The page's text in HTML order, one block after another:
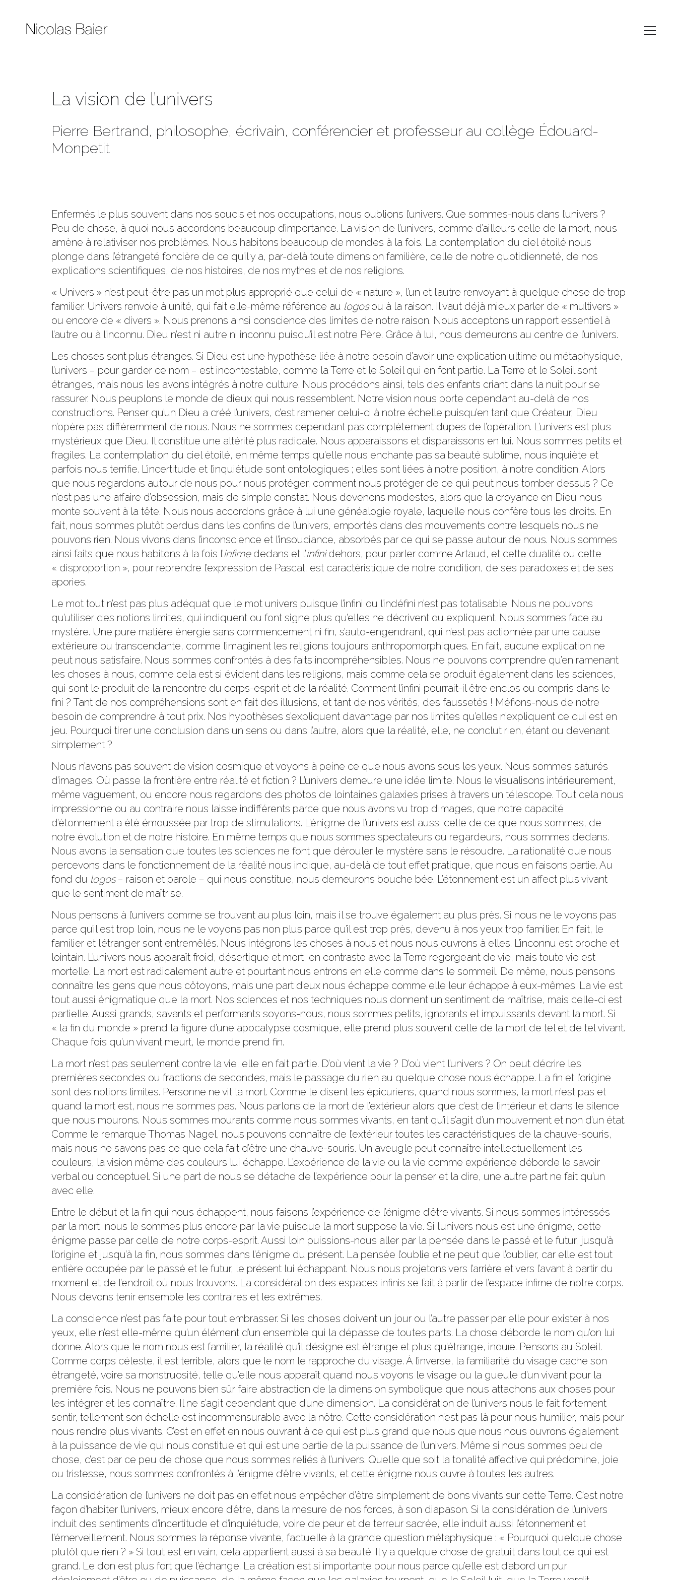
La vision de l’univers
Pierre Bertrand, philosophe, écrivain, conférencier et professeur au collège Édouard-
Monpetit
Enfermés le plus souvent dans nos soucis et nos occupations, nous oublions l’univers. Que sommes-nous dans l’univers ?
Peu de chose, à quoi nous accordons beaucoup d’importance. La vision de l’univers, comme d’ailleurs celle de la mort, nous
amène à relativiser nos problèmes. Nous habitons beaucoup de mondes à la fois. La contemplation du ciel étoilé nous
plonge dans l’étrangeté foncière de ce qu’il y a, par-delà toute dimension familière, celle de notre quotidienneté, de nos
explications scientifiques, de nos histoires, de nos mythes et de nos religions.
« Univers » n’est peut-être pas un mot plus approprié que celui de « nature », l’un et l’autre renvoyant à quelque chose de trop
familier. Univers renvoie à unité, qui fait elle-même référence au logosou à la raison. Il vaut déjà mieux parler de « multivers »
ou encore de « divers ». Nous prenons ainsi conscience des limites de notre raison. Nous acceptons un rapport essentiel à
l’autre ou à l’inconnu. Dieu n’est ni autre ni inconnu puisqu’il est notre Père. Grâce à lui, nous demeurons au centre de l’univers.
Les choses sont plus étranges. Si Dieu est une hypothèse liée à notre besoin d’avoir une explication ultime ou métaphysique,
l’univers − pour garder ce nom − est incontestable, comme la Terre et le Soleil qui en font partie. La Terre et le Soleil sont
étranges, mais nous les avons intégrés à notre culture. Nous procédons ainsi, tels des enfants criant dans la nuit pour se
rassurer. Nous peuplons le monde de dieux qui nous ressemblent. Notre vision nous porte cependant au-delà de nos
constructions. Penser qu’un Dieu a créé l’univers, c’est ramener celui-ci à notre échelle puisqu’en tant que Créateur, Dieu
n’opère pas différemment de nous. Nous ne sommes cependant pas complètement dupes de l’opération. L’univers est plus
mystérieux que Dieu. Il constitue une altérité plus radicale. Nous apparaissons et disparaissons en lui. Nous sommes petits et
fragiles. La contemplation du ciel étoilé, en même temps qu’elle nous enchante pas sa beauté sublime, nous inquiète et
parfois nous terrifie. L’incertitude et l’inquiétude sont ontologiques ; elles sont liées à notre position, à notre condition. Alors
que nous regardons autour de nous pour nous protéger, comment nous protéger de ce qui peut nous tomber dessus ? Ce
n’est pas une affaire d’obsession, mais de simple constat. Nous devenons modestes, alors que la croyance en Dieu nous
monte souvent à la tête. Nous nous accordons grâce à lui une généalogie royale, laquelle nous confère tous les droits. En
fait, nous sommes plutôt perdus dans les confins de l’univers, emportés dans des mouvements contre lesquels nous ne
pouvons rien. Nous vivons dans l’inconscience et l’insouciance, absorbés par ce qui se passe autour de nous. Nous sommes
ainsi faits que nous habitons à la fois l’infimededans et l’infinidehors, pour parler comme Artaud, et cette dualité ou cette
« disproportion », pour reprendre l’expression de Pascal, est caractéristique de notre condition, de ses paradoxes et de ses
apories.
Le mot tout n’est pas plus adéquat que le mot univers puisque l’infini ou l’indéfini n’est pas totalisable. Nous ne pouvons
qu’utiliser des notions limites, qui indiquent ou font signe plus qu’elles ne décrivent ou expliquent. Nous sommes face au
mystère. Une pure matière énergie sans commencement ni fin, s’auto-engendrant, qui n’est pas actionnée par une cause
extérieure ou transcendante, comme l’imaginent les religions toujours anthropomorphiques. En fait, aucune explication ne
peut nous satisfaire. Nous sommes confrontés à des faits incompréhensibles. Nous ne pouvons comprendre qu’en ramenant
les choses à nous, comme cela est si évident dans les religions, mais comme cela se produit également dans les sciences,
qui sont le produit de la rencontre du corps-esprit et de la réalité. Comment l’infini pourrait-il être enclos ou compris dans le
fini ? Tant de nos compréhensions sont en fait des illusions, et tant de nos vérités, des faussetés ! Méfions-nous de notre
besoin de comprendre à tout prix. Nos hypothèses s’expliquent davantage par nos limites qu’elles n’expliquent ce qui est en
jeu. Pourquoi tirer une conclusion dans un sens ou dans l’autre, alors que la réalité, elle, ne conclut rien, étant ou devenant
simplement ?
Nous n’avons pas souvent de vision cosmique et voyons à peine ce que nous avons sous les yeux. Nous sommes saturés
d’images. Où passe la frontière entre réalité et fiction ? L’univers demeure une idée limite. Nous le visualisons intérieurement,
même vaguement, ou encore nous regardons des photos de lointaines galaxies prises à travers un télescope. Tout cela nous
impressionne ou au contraire nous laisse indifférents parce que nous avons vu trop d’images, que notre capacité
d’étonnement a été émoussée par trop de stimulations. L’énigme de l’univers est aussi celle de ce que nous sommes, de
notre évolution et de notre histoire. En même temps que nous sommes spectateurs ou regardeurs, nous sommes dedans.
Nous avons la sensation que toutes les sciences ne font que dérouler le mystère sans le résoudre. La rationalité que nous
percevons dans le fonctionnement de la réalité nous indique, au-delà de tout effet pratique, que nous en faisons partie. Au
fond du logos− raison et parole − qui nous constitue, nous demeurons bouche bée. L’étonnement est un affect plus vivant
que le sentiment de maîtrise.
Nous pensons à l’univers comme se trouvant au plus loin, mais il se trouve également au plus près. Si nous ne le voyons pas
parce qu’il est trop loin, nous ne le voyons pas non plus parce qu’il est trop près, devenu à nos yeux trop familier. En fait, le
familier et l’étranger sont entremêlés. Nous intégrons les choses à nous et nous nous ouvrons à elles. L’inconnu est proche et
lointain. L’univers nous apparaît froid, désertique et mort, en contraste avec la Terre regorgeant de vie, mais toute vie est
mortelle. La mort est radicalement autre et pourtant nous entrons en elle comme dans le sommeil. De même, nous pensons
connaître les gens que nous côtoyons, mais une part d’eux nous échappe comme elle leur échappe à eux-mêmes. La vie est
tout aussi énigmatique que la mort. Nos sciences et nos techniques nous donnent un sentiment de maîtrise, mais celle-ci est
partielle. Aussi grands, savants et performants soyons-nous, nous sommes petits, ignorants et impuissants devant la mort. Si
« la fin du monde » prend la figure d’une apocalypse cosmique, elle prend plus souvent celle de la mort de tel et de tel vivant.
Chaque fois qu’un vivant meurt, le monde prend fin.
La mort n’est pas seulement contre la vie, elle en fait partie. D’où vient la vie ? D’où vient l’univers ? On peut décrire les
premières secondes ou fractions de secondes, mais le passage du rien au quelque chose nous échappe. La fin et l’origine
sont des notions limites. Personne ne vit la mort. Comme le disent les épicuriens, quand nous sommes, la mort n’est pas et
quand la mort est, nous ne sommes pas. Nous parlons de la mort de l’extérieur alors que c’est de l’intérieur et dans le silence
que nous mourons. Nous sommes mourants comme nous sommes vivants, en tant qu’il s’agit d’un mouvement et non d’un état.
Comme le remarque Thomas Nagel, nous pouvons connaître de l’extérieur toutes les caractéristiques de la chauve-souris,
mais nous ne savons pas ce que cela fait d’être une chauve-souris. Un aveugle peut connaître intellectuellement les
couleurs, la vision même des couleurs lui échappe. L’expérience de la vie ou la vie comme expérience déborde le savoir
verbal ou conceptuel. Si une part de nous se détache de l’expérience pour la penser et la dire, une autre part ne fait qu’un
avec elle.
Entre le début et la fin qui nous échappent, nous faisons l’expérience de l’énigme d’être vivants. Si nous sommes intéressés
par la mort, nous le sommes plus encore par la vie puisque la mort suppose la vie. Si l’univers nous est une énigme, cette
énigme passe par celle de notre corps-esprit. Aussi loin puissions-nous aller par la pensée dans le passé et le futur, jusqu’à
l’origine et jusqu’à la fin, nous sommes dans l’énigme du présent. La pensée l’oublie et ne peut que l’oublier, car elle est tout
entière occupée par le passé et le futur, le présent lui échappant. Nous nous projetons vers l’arrière et vers l’avant à partir du
moment et de l’endroit où nous trouvons. La considération des espaces infinis se fait à partir de l’espace infime de notre corps.
Nous devons tenir ensemble les contraires et les extrêmes.
La conscience n’est pas faite pour tout embrasser. Si les choses doivent un jour ou l’autre passer par elle pour exister à nos
yeux, elle n’est elle-même qu’un élément d’un ensemble qui la dépasse de toutes parts. La chose déborde le nom qu’on lui
donne. Alors que le nom nous est familier, la réalité qu’il désigne est étrange et plus qu’étrange, inouïe. Pensons au Soleil.
Comme corps céleste, il est terrible, alors que le nom le rapproche du visage. À l’inverse, la familiarité du visage cache son
étrangeté, voire sa monstruosité, telle qu’elle nous apparaît quand nous voyons le visage ou la gueule d’un vivant pour la
première fois. Nous ne pouvons bien sûr faire abstraction de la dimension symbolique que nous attachons aux choses pour
les intégrer et les connaître. Il ne s’agit cependant que d’une dimension. La considération de l’univers nous le fait fortement
sentir, tellement son échelle est incommensurable avec la nôtre. Cette considération n’est pas là pour nous humilier, mais pour
nous rendre plus vivants. C’est en effet en nous ouvrant à ce qui est plus grand que nous que nous nous ouvrons également
à la puissance de vie qui nous constitue et qui est une partie de la puissance de l’univers. Même si nous sommes peu de
chose, c’est par ce peu de chose que nous sommes reliés à l’univers. Quelle que soit la tonalité affective qui prédomine, joie
ou tristesse, nous sommes confrontés à l’énigme d’être vivants, et cette énigme nous ouvre à toutes les autres.
La considération de l’univers ne doit pas en effet nous empêcher d’être simplement de bons vivants sur cette Terre. C’est notre
façon d’habiter l’univers, mieux encore d’être, dans la mesure de nos forces, à son diapason. Si la considération de l’univers
induit des sentiments d’incertitude et d’inquiétude, voire de peur et de terreur sacrée, elle induit aussi l’étonnement et
l’émerveillement. Nous sommes la réponse vivante, factuelle à la grande question métaphysique : « Pourquoi quelque chose
plutôt que rien ? » Si tout est en vain, cela appartient aussi à sa beauté. Il y a quelque chose de gratuit dans tout ce qui est
grand. Le don est plus fort que l’échange. La création est si importante pour nous parce qu’elle est d’abord un pur